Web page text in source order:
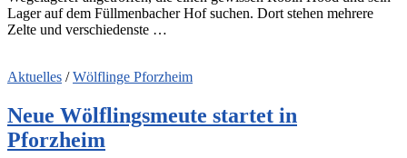
Lager auf dem Füllmenbacher Hof suchen. Dort stehen mehrere
Zelte und verschiedenste …
Aktuelles /Wölflinge Pforzheim
Neue Wölflingsmeute startet in
Pforzheim